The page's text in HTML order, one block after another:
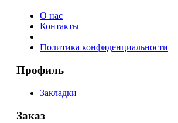
О нас
Контакты
Политика конфиденциальности
Профиль
Закладки
Заказ